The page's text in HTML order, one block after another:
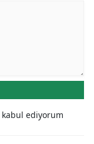
ediyorum